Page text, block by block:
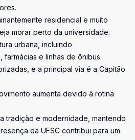
residencial e muito
morar perto da universidade.
urbana, incluindo
farmácias e linhas de ônibus.
e a principal via é a Capitão
aumenta devido à rotina
tradição e modernidade, mantendo
da UFSC contribui para um